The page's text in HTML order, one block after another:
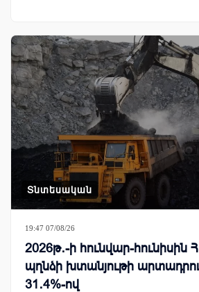
Տնտեսական
19:47 07/08/26
2026թ․-ի հունվար-հունիսին
պղնձի խտանյութի
31․4%-ով